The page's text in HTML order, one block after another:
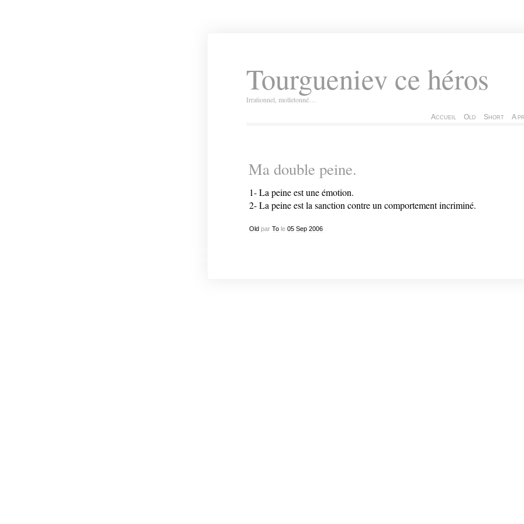
Tourgueniev ce héros
Irrationnel, molletonné…
Accueil Old Short A
Ma double peine.
1- La peine est une émotion.
2- La peine est la sanction contre un comportement incriminé.
Oldpar Tole 05 Sep 2006